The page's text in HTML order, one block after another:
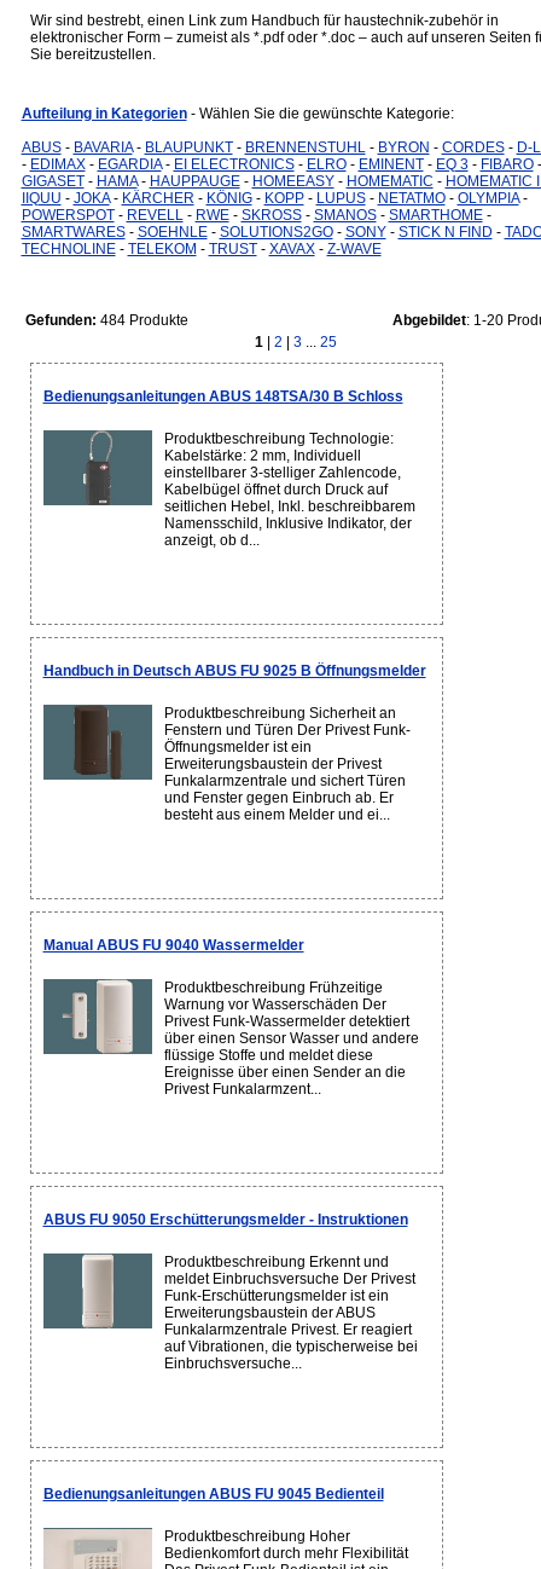
Wir sind bestrebt, einen Link zum Handbuch für haustechnik-zubehör in
elektronischer Form – zumeist als *.pdf oder *.doc – auch auf unseren Seiten
Sie bereitzustellen.
Aufteilung in Kategorien - Wählen Sie die gewünschte Kategorie:
ABUS- BAVARIA- BLAUPUNKT- BRENNENSTUHL- BYRON - CORDES- D-
- EDIMAX- EGARDIA- EI ELECTRONICS- ELRO- EMINENT- EQ 3- FIBARO-
GIGASET- HAMA- HAUPPAUGE- HOMEEASY- HOMEMATIC - HOMEMATIC
IIQUU - JOKA- KÄRCHER - KÖNIG- KOPP- LUPUS- NETATMO- OLYMPIA-
POWERSPOT- REVELL- RWE- SKROSS- SMANOS- SMARTHOME-
SMARTWARES- SOEHNLE- SOLUTIONS2GO- SONY- STICK N FIND -
TECHNOLINE- TELEKOM - TRUST- XAVAX- Z-WAVE
Gefunden: 484 Produkte Abgebildet: 1-20
1
2 3... 25
Bedienungsanleitungen ABUS 148TSA/30 B Schloss
Produktbeschreibung Technologie:
Kabelstärke: 2 mm, Individuell
einstellbarer 3-stelliger Zahlencode,
Kabelbügel öffnet durch Druck auf
seitlichen Hebel, Inkl. beschreibbarem
Namensschild, Inklusive Indikator, der
anzeigt, ob d...
Handbuch in Deutsch ABUS FU 9025 B Öffnungsmelder
Produktbeschreibung Sicherheit an
Fenstern und Türen Der Privest Funk-
Öffnungsmelder ist ein
Erweiterungsbaustein der Privest
Funkalarmzentrale und sichert Türen
und Fenster gegen Einbruch ab. Er
besteht aus einem Melder und ei...
Manual ABUS FU 9040 Wassermelder
Produktbeschreibung Frühzeitige
Warnung vor Wasserschäden Der
Privest Funk-Wassermelder detektiert
über einen Sensor Wasser und andere
flüssige Stoffe und meldet diese
Ereignisse über einen Sender an die
Privest Funkalarmzent...
ABUS FU 9050 Erschütterungsmelder - Instruktionen
Produktbeschreibung Erkennt und
meldet Einbruchsversuche Der Privest
Funk-Erschütterungsmelder ist ein
Erweiterungsbaustein der ABUS
Funkalarmzentrale Privest. Er reagiert
auf Vibrationen, die typischerweise bei
Einbruchsversuche...
Bedienungsanleitungen ABUS FU 9045 Bedienteil
Produktbeschreibung Hoher
Bedienkomfort durch mehr Flexibilität